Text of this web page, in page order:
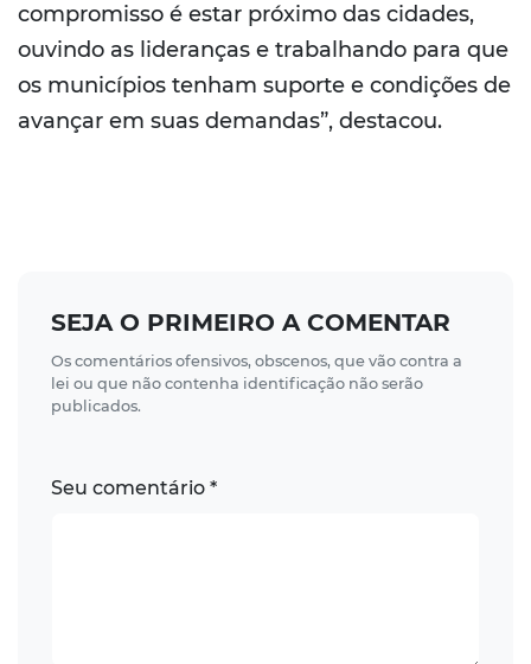
compromisso é estar próximo das cidades,
ouvindo as lideranças e trabalhando para que
os municípios tenham suporte e condições de
avançar em suas demandas”, destacou.
SEJA O PRIMEIRO A COMENTAR
Os comentários ofensivos, obscenos, que vão contra a
lei ou que não contenha identificação não serão
publicados.
Seu comentário *